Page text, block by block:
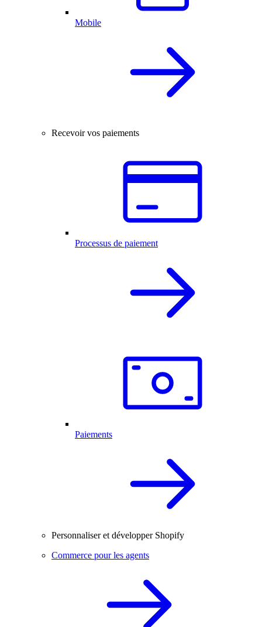
Mobile
Recevoir vos paiements
Processus de paiement
Paiements
Personnaliser et développer Shopify
Commerce pour les agents